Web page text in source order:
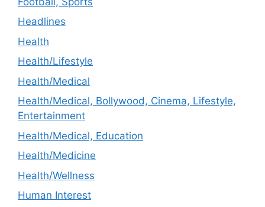
Headlines
Health
Health/Lifestyle
Health/Medical
Health/Medical, Bollywood, Cinema, Lifestyle,
Entertainment
Health/Medical, Education
Health/Medicine
Health/Wellness
Human Interest